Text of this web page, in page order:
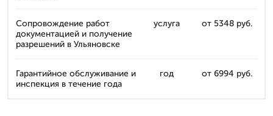
Сопровождение работ
документацией и получение
разрешений в Ульяновске
услуга от 5348 руб.
Гарантийное обслуживание и
инспекция в течение года
год от 6994 руб.